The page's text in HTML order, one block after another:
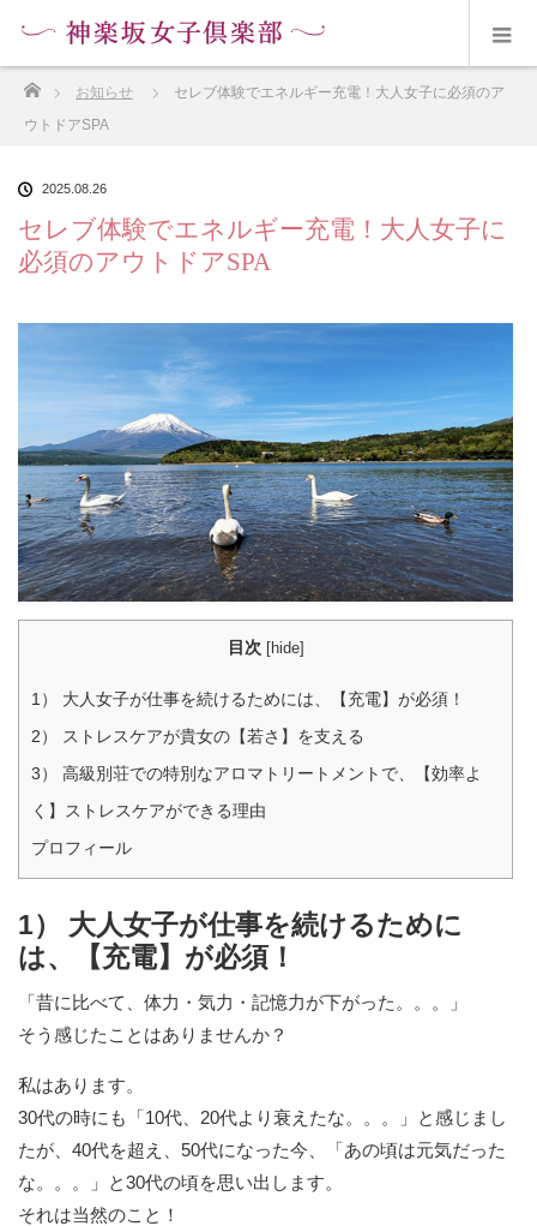
ホーム
お知らせ
セレブ体験でエネルギー充電！大人女子に必須のア
ウトドアSPA
2025.08.26
セレブ体験でエネルギー充電！大人女子に
必須のアウトドアSPA
目次 [hide]
1） 大人女子が仕事を続けるためには、【充電】が必須！
2） ストレスケアが貴女の【若さ】を支える
3） 高級別荘での特別なアロマトリートメントで、【効率よ
く】ストレスケアができる理由
プロフィール
1） 大人女子が仕事を続けるために
は、【充電】が必須！
「昔に比べて、体力・気力・記憶力が下がった。。。」
そう感じたことはありませんか？
私はあります。
30代の時にも「10代、20代より衰えたな。。。」と感じまし
たが、40代を超え、50代になった今、「あの頃は元気だった
な。。。」と30代の頃を思い出します。
それは当然のこと！